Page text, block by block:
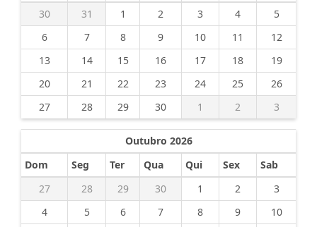
30
31 1 2 3 4
5
6
7 8 9 10 11
12
13
14 15 16 17 18
19
20
21 22 23 24 25
26
27
28 29 30 1 2 3
Outubro 2026
Dom
Seg Ter Qua Qui Sex
Sab
27
28 29 30 1 2
3
4
5 6 7 8 9
10